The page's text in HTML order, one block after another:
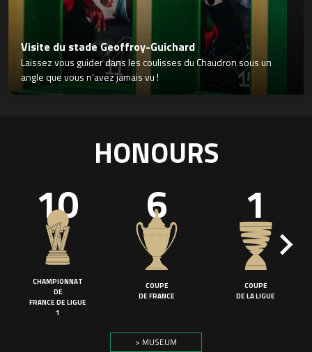
Visite du stade Geoffroy-Guichard
Laissez vous guider dans les coulisses du Chaudron sous un
angle que vous n’avez jamais vu !
HONOURS
10
CHAMPIONNAT
DE
FRANCE DE LIGUE
1
6
COUPE
DE FRANCE
1
COUPE
DE LA LIGUE
> MUSEUM